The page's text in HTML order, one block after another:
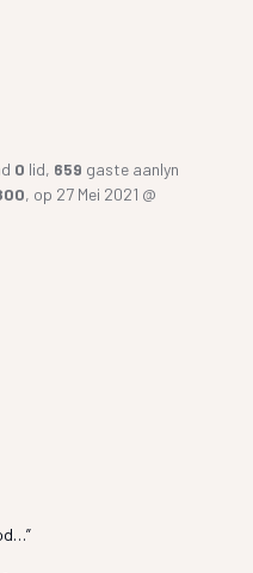
0 lid, 659 gaste aanlyn
, op 27 Mei 2021 @